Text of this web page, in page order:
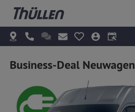
Business-Deal Neuwagen